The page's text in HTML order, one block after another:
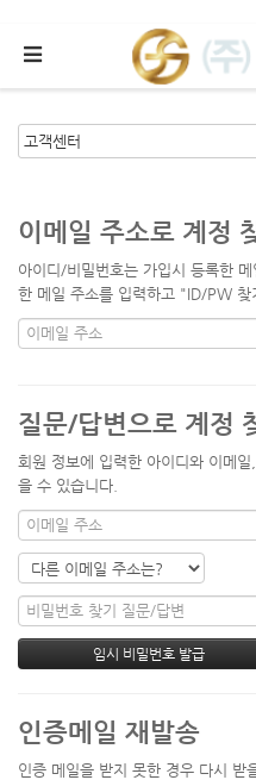
메뉴
이메일 주소로 계정
아이디/비밀번호는 가입시 등록한
한 메일 주소를 입력하고 "ID/PW 찾
질문/답변으로 계정
회원 정보에 입력한 아이디와 이메
을 수 있습니다.
인증메일 재발송
인증 메일을 받지 못한 경우 다시 받